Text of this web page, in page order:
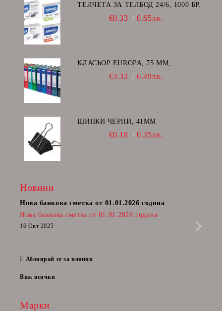
ТЕЛЧЕТА ЗА ТЕЛБОД 24/6, 1000 БР.
€0.33 0.65лв.
КЛАСЬОР EUROPA, 75 ММ,
€3.32 6.49лв.
ЩИПКИ ЧЕРНИ, 41ММ
€0.18 0.35лв.
Новини
Нова банкова сметка от 01.01.2026 година
Нова банкова сметка от 01.01.2026 година
16 Окт 2025
Абонирай се за новини
Виж всички
Марки